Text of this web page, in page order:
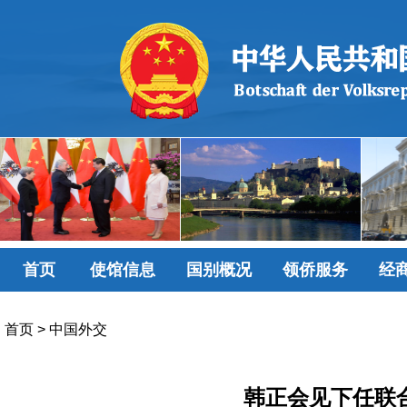
首页 使馆信息 国别概况 领侨服务 经
首页 > 中国外交
韩正会见下任联